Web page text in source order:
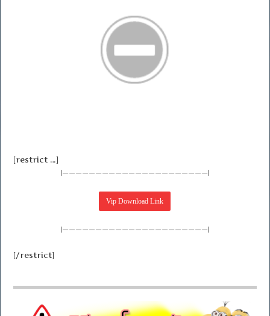
[restrict …]
|——————————————————————|
|——————————————————————|
[/restrict]